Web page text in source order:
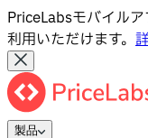
PriceLabsモバイル
利用いただけます。
製品